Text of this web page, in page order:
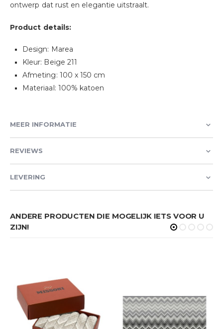
ontwerp dat rust en elegantie uitstraalt.
Product details:
Design: Marea
Kleur: Beige 211
Afmeting: 100 x 150 cm
Materiaal: 100% katoen
MEER INFORMATIE
REVIEWS
LEVERING
ANDERE PRODUCTEN DIE MOGELIJK IETS VOOR U
ZIJN!